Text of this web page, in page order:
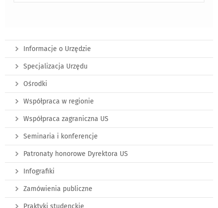
Informacje o Urzędzie
Specjalizacja Urzędu
Ośrodki
Współpraca w regionie
Współpraca zagraniczna US
Seminaria i konferencje
Patronaty honorowe Dyrektora US
Infografiki
Zamówienia publiczne
Praktyki studenckie